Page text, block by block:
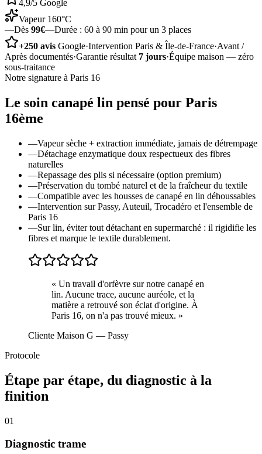
4,9/5 Google
Vapeur 160°C
—Dès 99€—Durée : 60 à 90 min pour un 3 places
+250 avis Google·Intervention Paris & Île-de-France·Avant /
Après documentés·Garantie résultat 7 jours·Équipe maison — zéro
sous-traitance
Notre signature à Paris 16
Le soin canapé lin pensé pour Paris
16ème
—Vapeur sèche + extraction immédiate, jamais de détrempage
—Détachage enzymatique doux respectueux des fibres
naturelles
—Repassage des plis si nécessaire (option premium)
—Préservation du tombé naturel et de la fraîcheur du textile
—Compatible avec les housses de canapé en lin déhoussables
—Intervention sur Passy, Auteuil, Trocadéro et l'ensemble de
Paris 16
—Sur lin, éviter tout détachant en supermarché : il rigidifie les
fibres et marque le textile durablement.
« Un travail d'orfèvre sur notre canapé en
lin. Aucune trace, aucune auréole, et la
matière a retrouvé son éclat d'origine. À
Paris 16, on n'a pas trouvé mieux. »
Cliente Maison G — Passy
Protocole
Étape par étape, du diagnostic à la
finition
01
Diagnostic trame